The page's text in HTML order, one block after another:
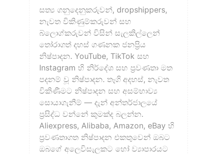
සත්‍ය ගනුදෙනුකරුවන්, dropshippers,
නැවත විකිණුම්කරුවන් සහ
බ්ලොග්කරුවන් විසින් සැලකිල්ලෙන්
තෝරාගත් දහස් ගණනක ජනප්‍රිය
නිෂ්පාදන. YouTube, TikTok සහ
Instagram හි නිර්දේශ සහ ප්‍රවණතා මත
පදනම් වූ නිෂ්පාදන. තෑගි අදහස්, නැවත
විකිණීමට නිෂ්පාදන සහ අසම්භාව්‍ය
සොයාගැනීම් — දැන් අන්තර්ජාලයේ
ප්‍රසිද්ධ වන්නේ කුමක්ද බලන්න.
Aliexpress, Alibaba, Amazon, eBay හි
ප්‍රවණතාගත නිෂ්පාදන එකතුවෙන් ඔබට
ඔබගේ අලෙවිසැලකට හෝ ව්‍යාපාරයට